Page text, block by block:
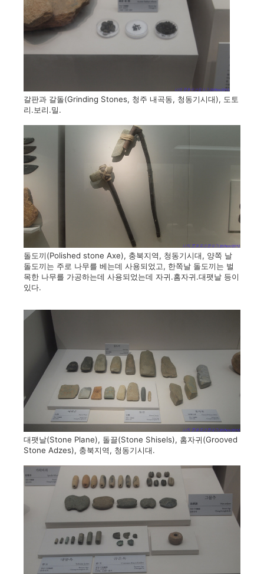
갈판과 갈돌(Grinding Stones, 청주 내곡동, 청동기시대), 도토
리.보리.밀.
돌도끼(Polished stone Axe), 충북지역, 청동기시대, 양쪽 날
돌도끼는 주로 나무를 베는데 사용되었고, 한쪽날 돌도끼는 벌
목한 나무를 가공하는데 사용되었는데 자귀.홈자귀.대팻날 등이
있다.
대팻날(Stone Plane), 돌끌(Stone Shisels), 홈자귀(Grooved
Stone Adzes), 충북지역, 청동기시대.